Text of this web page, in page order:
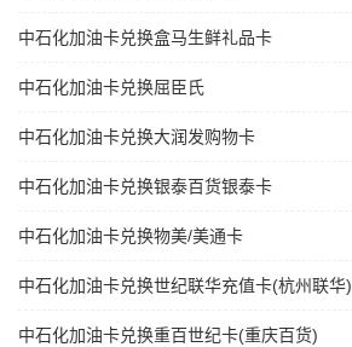
中石化加油卡兑换盒马生鲜礼品卡
中石化加油卡兑换屈臣氏
中石化加油卡兑换大润发购物卡
中石化加油卡兑换银泰百货银泰卡
中石化加油卡兑换物美/美通卡
中石化加油卡兑换世纪联华充值卡(杭州联华)
中石化加油卡兑换重百世纪卡(重庆百货)